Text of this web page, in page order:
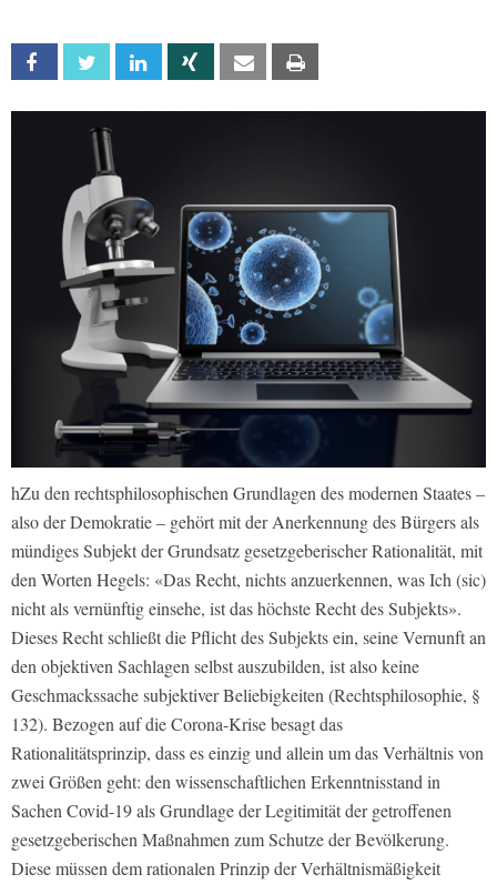
Facebook Twitter Linkedin Xing Email
hZu den rechtsphilosophischen Grundlagen des modernen Staates –
also der Demokratie – gehört mit der Anerkennung des Bürgers als
mündiges Subjekt der Grundsatz gesetzgeberischer Rationalität, mit
den Worten Hegels: «Das Recht, nichts anzuerkennen, was Ich (sic)
nicht als vernünftig einsehe, ist das höchste Recht des Subjekts».
Dieses Recht schließt die Pflicht des Subjekts ein, seine Vernunft an
den objektiven Sachlagen selbst auszubilden, ist also keine
Geschmackssache subjektiver Beliebigkeiten (Rechtsphilosophie, §
132). Bezogen auf die Corona-Krise besagt das
Rationalitätsprinzip, dass es einzig und allein um das Verhältnis von
zwei Größen geht: den wissenschaftlichen Erkenntnisstand in
Sachen Covid-19 als Grundlage der Legitimität der getroffenen
gesetzgeberischen Maßnahmen zum Schutze der Bevölkerung.
Diese müssen dem rationalen Prinzip der Verhältnismäßigkeit